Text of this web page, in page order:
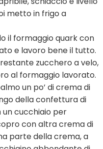
metto in frigo a
il formaggio quark con
e lavoro bene il tutto.
zucchero a velo,
al formaggio lavorato.
un po’ di crema di
della confettura di
cucchiaio per
con altra crema di
parte della crema, a